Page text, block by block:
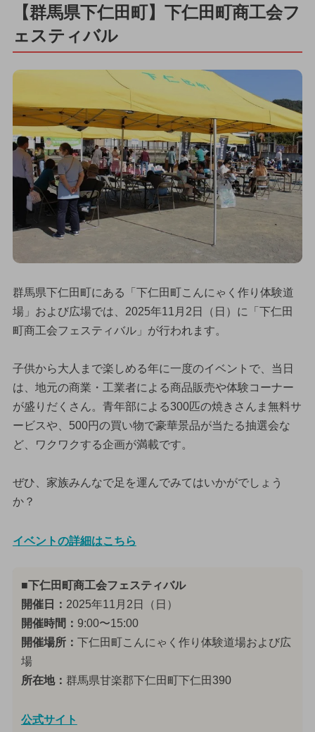
【群馬県下仁田町】下仁田町商工会フ
ェスティバル
群馬県下仁田町にある「下仁田町こんにゃく作り体験道
場」および広場では、2025年11月2日（日）に「下仁田
町商工会フェスティバル」が行われます。
子供から大人まで楽しめる年に一度のイベントで、当日
は、地元の商業・工業者による商品販売や体験コーナー
が盛りだくさん。青年部による300匹の焼きさんま無料サ
ービスや、500円の買い物で豪華景品が当たる抽選会な
ど、ワクワクする企画が満載です。
ぜひ、家族みんなで足を運んでみてはいかがでしょう
か？
イベントの詳細はこちら
■下仁田町商工会フェスティバル
開催日： 2025年11月2日（日）
開催時間： 9:00〜15:00
開催場所： 下仁田町こんにゃく作り体験道場および広
場
所在地： 群馬県甘楽郡下仁田町下仁田390
公式サイト